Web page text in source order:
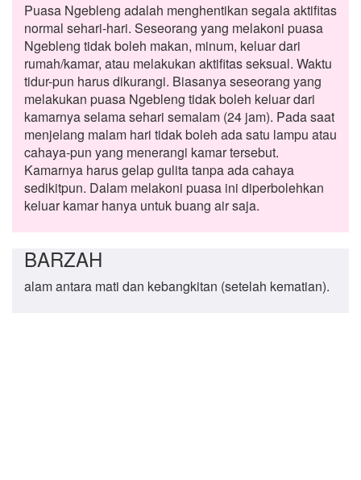
Puasa Ngebleng adalah menghentikan segala aktifitas
normal sehari-hari. Seseorang yang melakoni puasa
Ngebleng tidak boleh makan, minum, keluar dari
rumah/kamar, atau melakukan aktifitas seksual. Waktu
tidur-pun harus dikurangi. Biasanya seseorang yang
melakukan puasa Ngebleng tidak boleh keluar dari
kamarnya selama sehari semalam (24 jam). Pada saat
menjelang malam hari tidak boleh ada satu lampu atau
cahaya-pun yang menerangi kamar tersebut.
Kamarnya harus gelap gulita tanpa ada cahaya
sedikitpun. Dalam melakoni puasa ini diperbolehkan
keluar kamar hanya untuk buang air saja.
BARZAH
alam antara mati dan kebangkitan (setelah kematian).